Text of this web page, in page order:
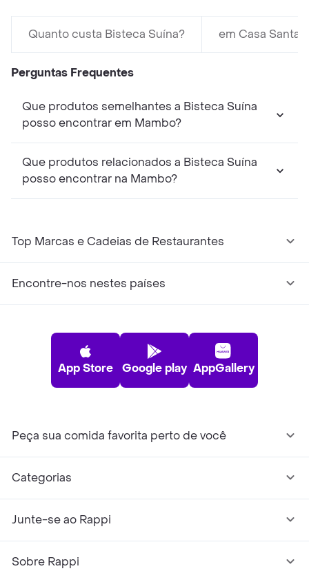
Quanto custa Bisteca Suína? em Casa Santa
Perguntas Frequentes
Que produtos semelhantes a Bisteca Suína
posso encontrar em Mambo?
Que produtos relacionados a Bisteca Suína
posso encontrar na Mambo?
Top Marcas e Cadeias de Restaurantes
Encontre-nos nestes países
App Store Google play AppGallery
Peça sua comida favorita perto de você
Categorias
Junte-se ao Rappi
Sobre Rappi